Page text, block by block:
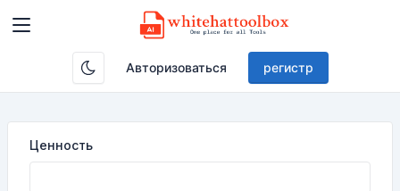
Авторизоваться регистр
Ценность